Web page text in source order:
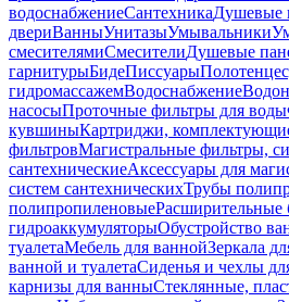
водоснабжениеСантехникаДушевые
двериВанныУнитазыУмывальники
смесителямиСмесителиДушевые
гарнитурыБидеПиссуары
гидромассажемВодоснабжение
насосыПроточные фильтры для воды
кувшиныКартриджи,
фильтровМагистральные фильтры,
сантехническиеАксессуары для
систем сантехническихТрубы
полипропиленовыеРасширительные
гидроаккумуляторыОбустройство
туалетаМебель для ваннойЗеркала
ванной и туалетаСиденья и чехлы
карнизы для ванныСтеклянные,